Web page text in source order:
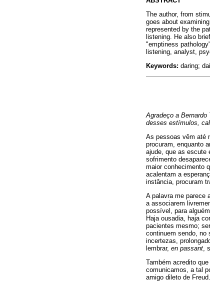
The author, from
goes about
represented by the
listening. He also
"emptiness
listening, analyst,
Keywords: daring;
Agradeço a
desses estímulos,
As pessoas vêm até
procuram, enquanto
ajude, que as escute
sofrimento
maior conhecimento
acalentam a
instância, procuram
A palavra me parece
a associarem
possível, para
Haja ousadia, haja
pacientes mesmo;
continuem sendo, no
incertezas,
lembrar, en passant,
Também acredito
comunicamos, a tal
amigo dileto de